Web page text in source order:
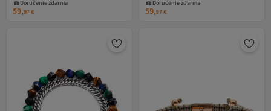
ónyxovými energetickými kameňmi,
univerzálna veľkosť a nastaviteľná
Doručenie zdarma
59,97€
kameňmi LAPIS LAZULI, univerzálna
veľkosť a nastaviteľná šnúrka
Doručenie zdarma
59,97€